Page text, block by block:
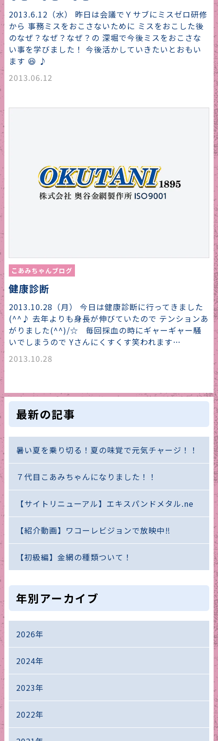
2013.6.12（水） 昨日は会議でＹサブにミスゼロ研修
から 事務ミスをおこさないために ミスをおこした後
のなぜ？なぜ？なぜ？の 深堀で今後ミスをおこさな
い事を学びました！ 今後活かしていきたいとおもい
ます 😆 ♪
2013.06.12
こあみちゃんブログ
健康診断
2013.10.28（月） 今日は健康診断に行ってきました
(^^♪ 去年よりも身長が伸びていたので テンションあ
がりました(^^)/☆ 毎回採血の時にギャーギャー騒
いでしまうので Yさんにくすくす笑われます…
2013.10.28
最新の記事
暑い夏を乗り切る！夏の味覚で元気チャージ！！
７代目こあみちゃんになりました！！
【サイトリニューアル】エキスパンドメタル.ne
【紹介動画】ワコーレビジョンで放映中‼
【初級編】金網の種類ついて！
年別アーカイブ
2026年
2024年
2023年
2022年